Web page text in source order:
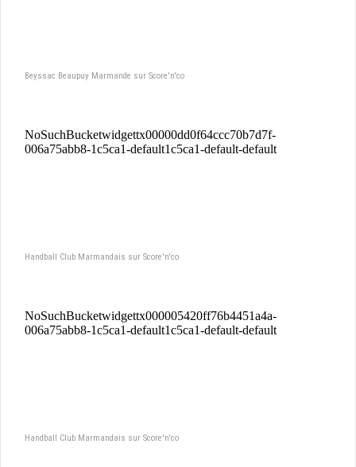
Beyssac Beaupuy Marmande sur Score'n'co
Handball Club Marmandais sur Score'n'co
Handball Club Marmandais sur Score'n'co